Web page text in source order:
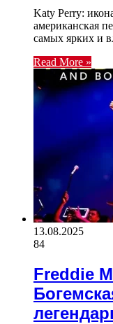
Katy Perry:
американская
самых ярких и
Read More »
13.08.2025
84
Freddie